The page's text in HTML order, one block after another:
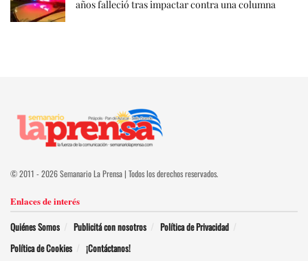
años falleció tras impactar contra una columna
© 2011 - 2026 Semanario La Prensa | Todos los derechos reservados.
Enlaces de interés
Quiénes Somos Publicitá con nosotros
Política de Privacidad
Política de Cookies
¡Contáctanos!